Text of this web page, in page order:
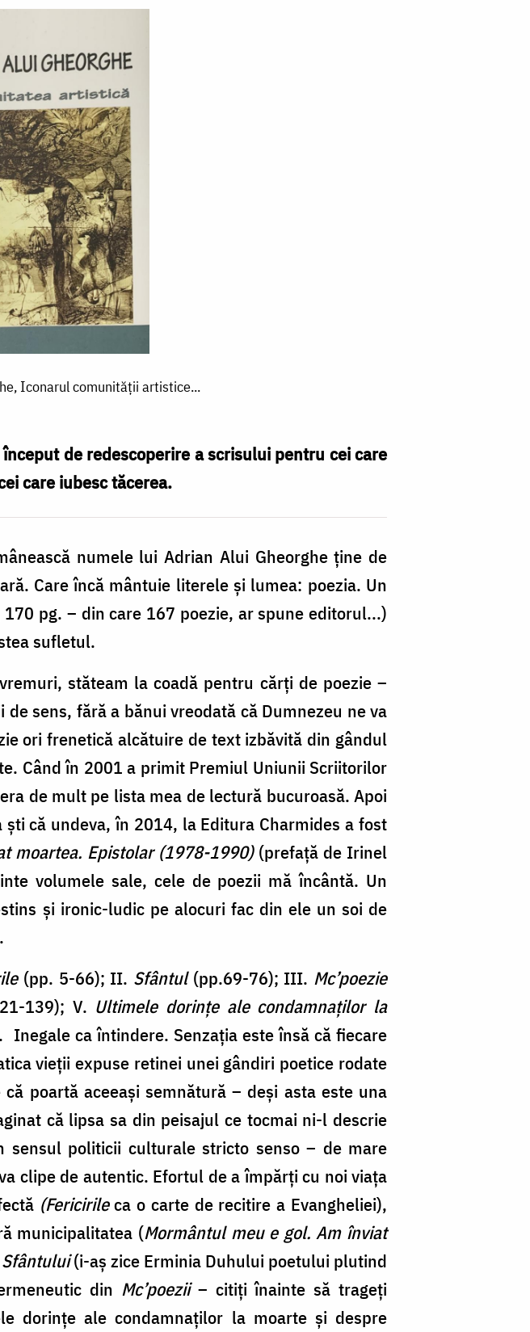
Iconarul comunității artistice...
de redescoperire a scrisului pentru cei care
care iubesc tăcerea.
numele lui Adrian Alui Gheorghe ține de
Care încă mântuie literele și lumea: poezia. Un
pg. – din care 167 poezie, ar spune editorul...)
sufletul.
stăteam la coadă pentru cărți de poezie –
sens, fără a bănui vreodată că Dumnezeu ne va
ori frenetică alcătuire de text izbăvită din gândul
Când în 2001 a primit Premiul Uniunii Scriitorilor
de mult pe lista mea de lectură bucuroasă. Apoi
că undeva, în 2014, la Editura Charmides a fost
moartea. Epistolar (1978-1990)(prefață de Irinel
volumele sale, cele de poezii mă încântă. Un
și ironic-ludic pe alocuri fac din ele un soi de
(pp. 5-66); II. Sfântul(pp.69-76); III. Mc’poezie
139); V. Ultimele dorințe ale condamnaților la
Inegale ca întindere. Senzația este însă că fiecare
vieții expuse retinei unei gândiri poetice rodate
poartă aceeași semnătură – deși asta este una
că lipsa sa din peisajul ce tocmai ni-l descrie
politicii culturale stricto senso – de mare
clipe de autentic. Efortul de a împărți cu noi viața
(Fericirileca o carte de recitire a Evangheliei),
municipalitatea (Mormântul meu e gol. Am înviat
Sfântului(i-aș zice Erminia Duhului poetului plutind
din Mc’poezii– citiți înainte să trageți
dorințe ale condamnaților la moarte și despre